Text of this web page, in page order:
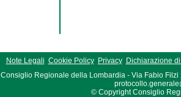
Note Legali Cookie Policy Privacy
Dichiarazione
Consiglio Regionale della Lombardia - Via Fabio Filzi
© Copyright Consiglio